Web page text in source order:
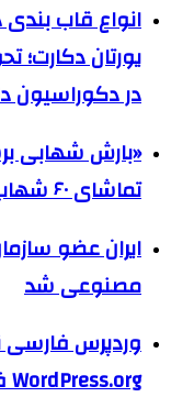
انواع قاب
یورتان
در دکوراسیون
«بارش شهابی
تماشای ۶۰ شهاب در هر ساعت!
ایران عضو
مصنوعی شد
WordPress.org فارسی